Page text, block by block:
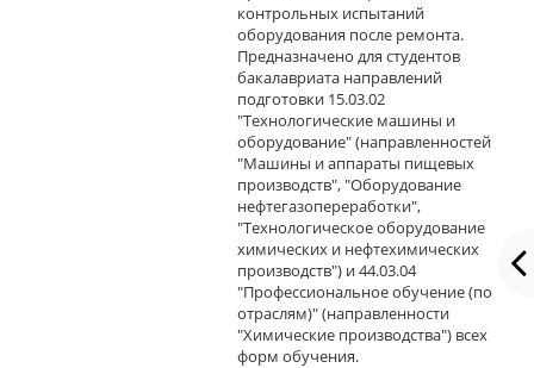
контрольных испытаний
оборудования после ремонта.
Предназначено для студентов
бакалавриата направлений
подготовки 15.03.02
"Технологические машины и
оборудование" (направленностей
"Машины и аппараты пищевых
производств", "Оборудование
нефтегазопереработки",
"Технологическое оборудование
химических и нефтехимических
производств") и 44.03.04
"Профессиональное обучение (по
отраслям)" (направленности
"Химические производства") всех
форм обучения.